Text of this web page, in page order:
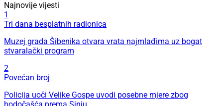
Najnovije vijesti
1
Tri dana besplatnih radionica
Muzej grada Šibenika otvara vrata najmlađima uz bogat
stvaralački program
2
Povećan broj
Policija uoči Velike Gospe uvodi posebne mjere zbog